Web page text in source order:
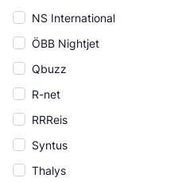
NS International
ÖBB Nightjet
Qbuzz
R-net
RRReis
Syntus
Thalys